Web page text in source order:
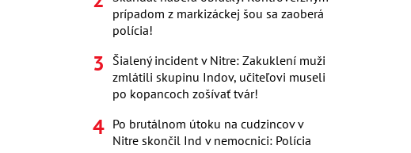
prípadom z markizáckej šou sa zaoberá
polícia!
Šialený incident v Nitre: Zakuklení muži
zmlátili skupinu Indov, učiteľovi museli
po kopancoch zošívať tvár!
Po brutálnom útoku na cudzincov v
Nitre skončil Ind v nemocnici: Polícia